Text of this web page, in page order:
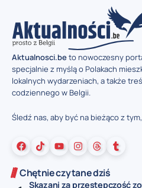
Aktualnosci.beto nowoczesny
specjalnie z myślą o Polakach
lokalnych wydarzeniach, a także
codziennego w Belgii.
Śledź nas, aby być na bieżąco z
Chętnie czytane dziś
Skazani za przestępczość